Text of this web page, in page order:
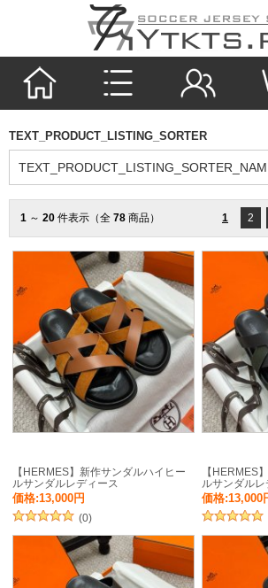
TEXT_PRODUCT_LISTING_SORTER
1 ～ 20 件表示（全 78 商品） 1 2
【HERMES】新作サンダルハイヒー
ルサンダルレディース
価格:13,000円
(0)
【HERMES
ルサンダルレ
価格:13,000